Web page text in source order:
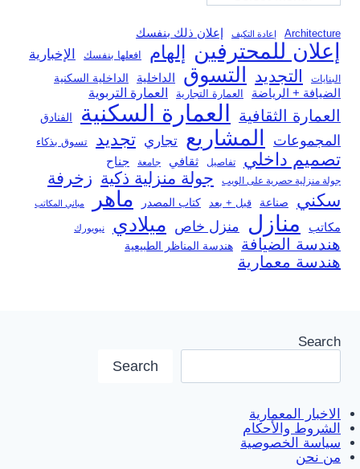
Architecture إعادة التكيف إعلان ذلك بنفسك
إعلان للمحترفين إلهام افعلها بنفسك الإخبارية
البنايات التجديد التسوق الداخلية الداخلية السكنية
الضيافة + الرياضة العمارة التجارية العمارة التربوية
العمارة الثقافية العمارة السكنية الفنادق
المجموعات المشاريع تجاري تجديد تسوق بذكاء
تصميم داخلي تفاصيل ثقافي جامعة جناح
جولة منزلية حصرية على الويب جولة منزلية ذكية زخرفة
سكني صناعة قبل + بعد كتاب المصدر ماهر مباني المكاتب
مكاتب منازل منزل خاص ميلادي نيويورك
هندسة الضيافة هندسة المناظر الطبيعية
هندسة معمارية
Search
Search
الاخبار المعمارية
الشروط والأحكام
سياسة الخصوصية
من نحن